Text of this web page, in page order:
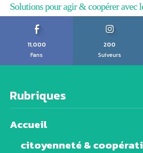
Solutions pour agir & coopérer avec
11,000
Fans
200
Suiveurs
Rubriques
Accueil
citoyenneté &